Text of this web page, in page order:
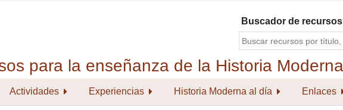
Buscador de recursos
Actividades Experiencias Historia Moderna al día Enlaces